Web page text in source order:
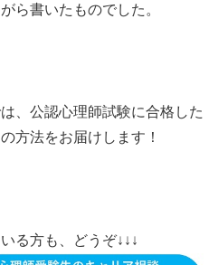
ら書いたものでした。
、公認心理師試験に合格した
方法をお届けします！
る方も、どうぞ↓↓↓